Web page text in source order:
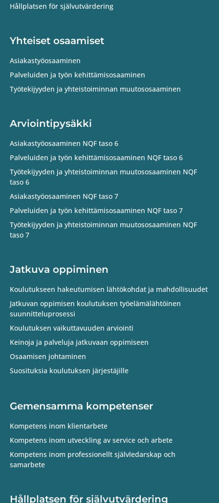
Hållplatsen för självutvärdering
Yhteiset osaamiset
Asiakastyöosaaminen
Palveluiden ja työn kehittämisosaaminen
Työtekijyyden ja yhteistoiminnan muutososaaminen
Arviointipysäkki
Asiakastyöosaaminen NQF taso 6
Palveluiden ja työn kehittämisosaaminen NQF taso 6
Työtekijyyden ja yhteistoiminnan muutososaaminen NQF
taso 6
Asiakastyöosaaminen NQF taso 7
Palveluiden ja työn kehittämisosaaminen NQF taso 7
Työtekijyyden ja yhteistoiminnan muutososaaminen NQF
taso 7
Jatkuva oppiminen
Koulutukseen hakeutumisen lähtökohdat ja mahdollisuudet
Jatkuvan oppimisen koulutuksen työelämälähtöinen
suunnitteluprosessi
Koulutuksen vaikuttavuuden arviointi
Keinoja ja palveluja jatkuvaan oppimiseen
Osaamisen johtaminen
Suosituksia koulutuksen järjestäjille
Gemensamma kompetenser
Kompetens inom klientarbete
Kompetens inom utveckling av service och arbete
Kompetens inom professionellt självledarskap och
samarbete
Hållplatsen för självutvärdering